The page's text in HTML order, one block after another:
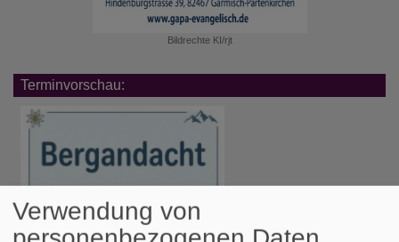
Bildrechte KI/rjt
Terminvorschau:
Verwendung von